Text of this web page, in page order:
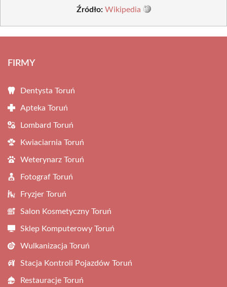
Źródło: Wikipedia
FIRMY
Dentysta Toruń
Apteka Toruń
Lombard Toruń
Kwiaciarnia Toruń
Weterynarz Toruń
Fotograf Toruń
Fryzjer Toruń
Salon Kosmetyczny Toruń
Sklep Komputerowy Toruń
Wulkanizacja Toruń
Stacja Kontroli Pojazdów Toruń
Restauracje Toruń